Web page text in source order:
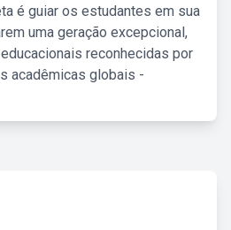
é guiar os estudantes em sua
uma geração excepcional,
reconhecidas por
acadêmicas globais -